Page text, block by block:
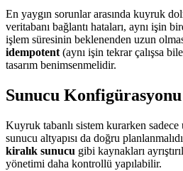
En yaygın sorunlar arasında kuyruk
veritabanı bağlantı hataları, aynı işin
işlem süresinin beklenenden uzun
idempotent (aynı işin tekrar çalışsa
tasarım benimsenmelidir.
Sunucu
Kuyruk tabanlı sistem kurarken
sunucu altyapısı da doğru
kiralık sunucu gibi kaynakları
yönetimi daha kontrollü yapılabilir.